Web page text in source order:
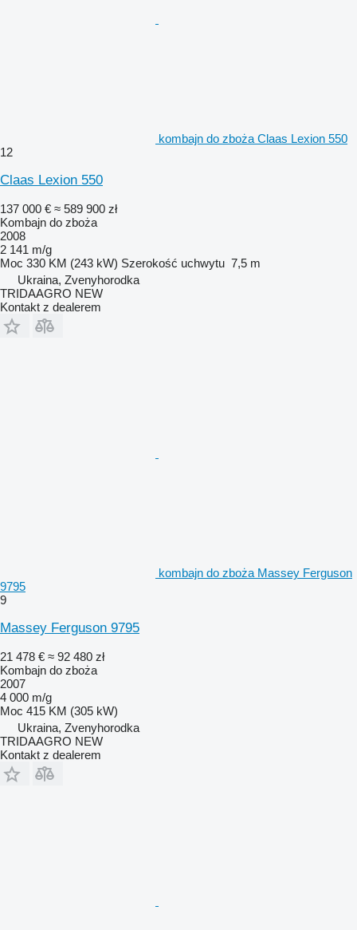
kombajn do zboża Claas Lexion 550
12
Claas Lexion 550
137 000 € ≈ 589 900 zł
Kombajn do zboża
2008
2 141 m/g
Moc 330 KM (243 kW) Szerokość uchwytu 7,5 m
Ukraina, Zvenyhorodka
TRIDAAGRO NEW
Kontakt z dealerem
kombajn do zboża Massey Ferguson
9795
9
Massey Ferguson 9795
21 478 € ≈ 92 480 zł
Kombajn do zboża
2007
4 000 m/g
Moc 415 KM (305 kW)
Ukraina, Zvenyhorodka
TRIDAAGRO NEW
Kontakt z dealerem